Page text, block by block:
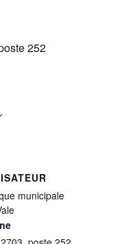
252
municipale